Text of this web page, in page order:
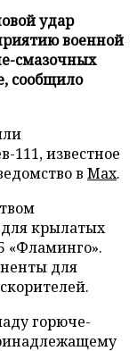
удар
военной
смазочных
сообщило
известное
в Max.
крылатых
«Фламинго».
для
горюче-